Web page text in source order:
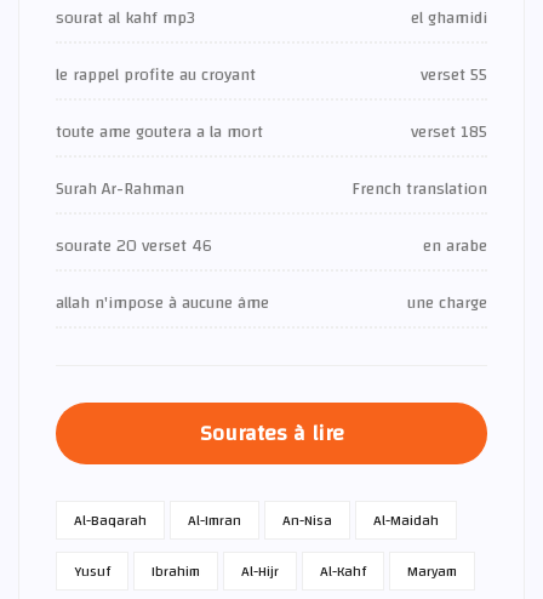
sourat al kahf mp3
el ghamidi
le rappel profite au croyant
verset 55
toute ame goutera a la mort
verset 185
Surah Ar-Rahman
French translation
sourate 20 verset 46
en arabe
allah n'impose à aucune âme
une charge
Sourates à lire
Al-Baqarah Al-Imran An-Nisa
Al-Maidah
Yusuf
Ibrahim Al-Hijr Al-Kahf
Maryam